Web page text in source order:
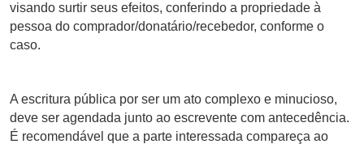
visando surtir seus efeitos, conferindo a propriedade à
pessoa do comprador/donatário/recebedor, conforme o
caso.
A escritura pública por ser um ato complexo e minucioso,
deve ser agendada junto ao escrevente com antecedência.
É recomendável que a parte interessada compareça ao